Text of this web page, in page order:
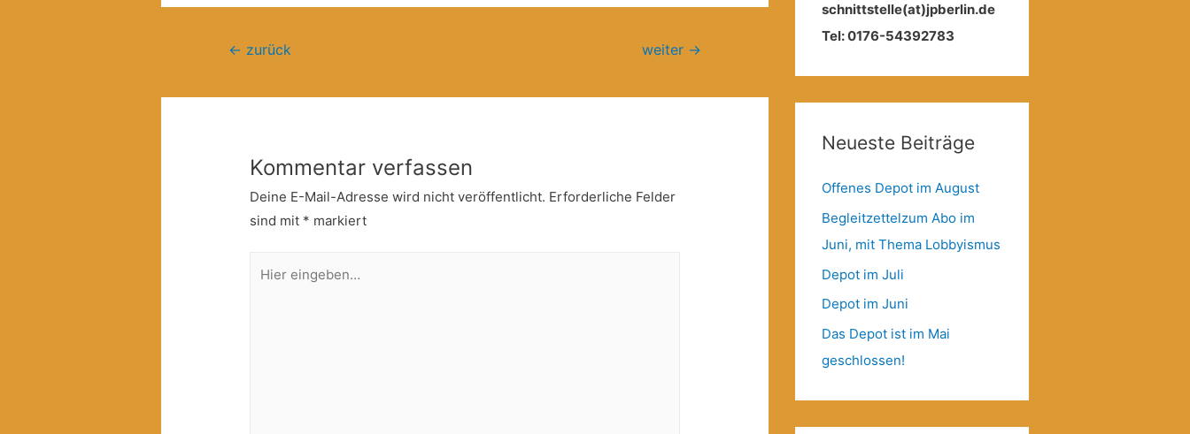
Beitragsnavigation
← zurück weiter →
Kommentar verfassen
Deine E-Mail-Adresse wird nicht veröffentlicht. Erforderliche Felder
sind mit * markiert
eingeben…
schnittstelle(at)jpberlin.de
Tel: 0176-54392783
Neueste Beiträge
Offenes Depot im August
Begleitzettelzum Abo im
Juni, mit Thema Lobbyismus
Depot im Juli
Depot im Juni
Das Depot ist im Mai
geschlossen!